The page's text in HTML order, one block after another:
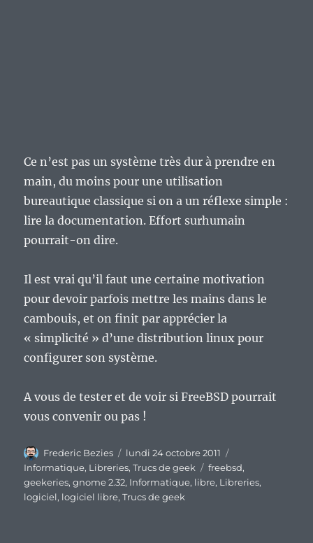
Ce n’est pas un système très dur à prendre en
main, du moins pour une utilisation
bureautique classique si on a un réflexe simple :
lire la documentation. Effort surhumain
pourrait-on dire.
Il est vrai qu’il faut une certaine motivation
pour devoir parfois mettre les mains dans le
cambouis, et on finit par apprécier la
« simplicité » d’une distribution linux pour
configurer son système.
A vous de tester et de voir si FreeBSD pourrait
vous convenir ou pas !
Auteur
Frederic Bezies
Publié
le
lundi 24 octobre 2011
Informatique, Libreries,Trucs de geek Étiquettes
freebsd,
geekeries,gnome 2.32, Informatique, libre, Libreries,
logiciel, logiciel libre,Trucs de geek